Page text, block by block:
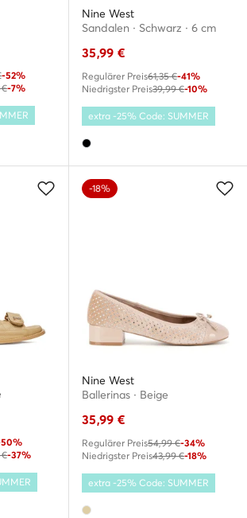
-52%
-7%
Nine West
Sandalen · Schwarz · 6 cm
35,99 €
Regulärer Preis61,35 €-41%
Niedrigster Preis39,99 €-10%
extra -25% Code: SUMMER
-37%
-18%
Nine West
Ballerinas · Beige
35,99 €
Regulärer Preis54,99 €-34%
Niedrigster Preis43,99 €-18%
extra -25% Code: SUMMER